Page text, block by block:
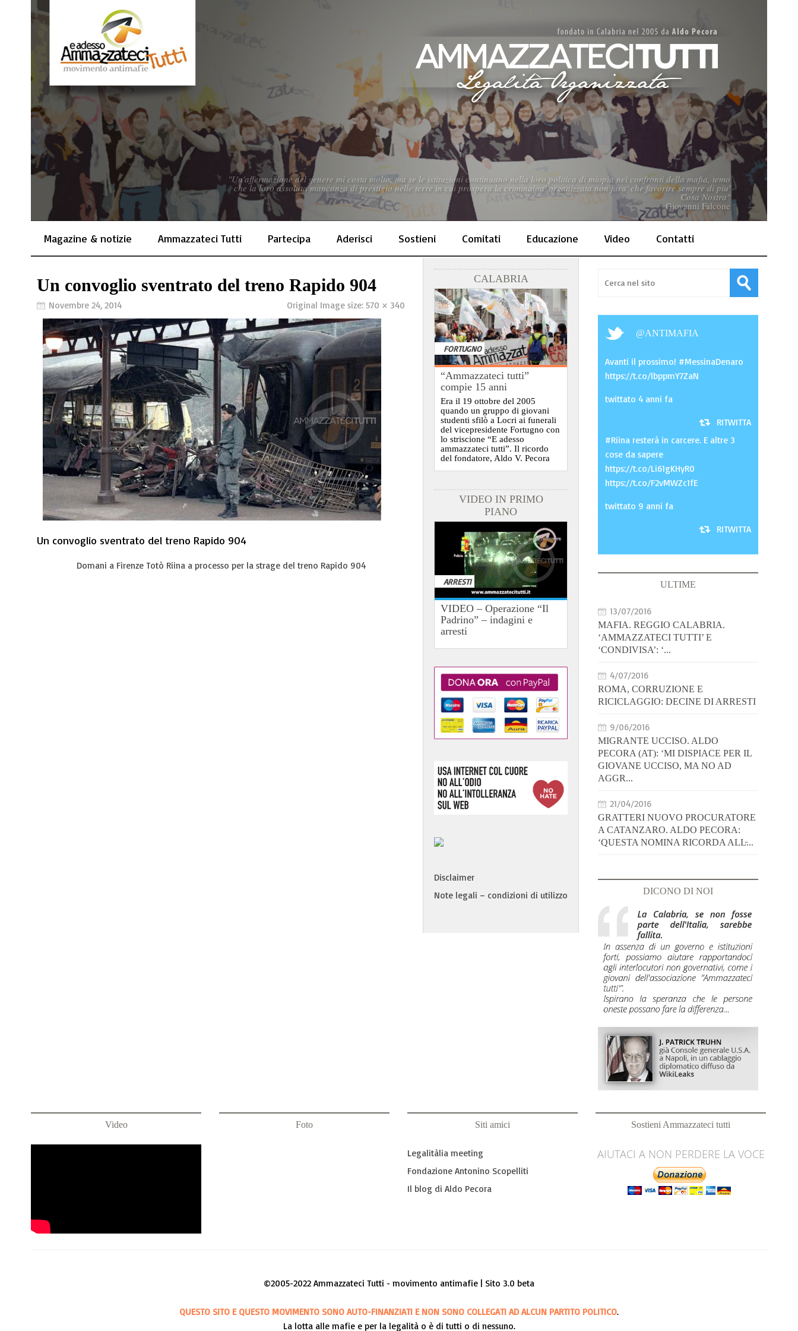
"Un'affermazione del genere mi costa molto, ma se le istituzioni continuano nella loro politica di miopia nei confronti della mafia, temo
che la loro assoluta mancanza di prestigio nelle terre in cui prospera la criminalita' organizzata non fara' che favorire sempre di piu'
Cosa Nostra"
Giovanni Falcone
Magazine & notizie Ammazzateci Tutti Partecipa Aderisci Sostieni Comitati Educazione Video Contatti
Un convoglio sventrato del treno Rapido 904
Novembre 24, 2014 Original Image size: 570 × 340
Un convoglio sventrato del treno Rapido 904
Domani a Firenze Totò Riina a processo per la strage del treno Rapido 904
CALABRIA
FORTUGNO
“Ammazzateci tutti”
compie 15 anni
Era il 19 ottobre del 2005
quando un gruppo di giovani
studenti sfilò a Locri ai funerali
del vicepresidente Fortugno con
lo striscione “E adesso
ammazzateci tutti”. Il ricordo
del fondatore, Aldo V. Pecora
VIDEO IN PRIMO
PIANO
ARRESTI
VIDEO – Operazione “Il
Padrino” – indagini e
arresti
Disclaimer
Note legali – condizioni di utilizzo
@ANTIMAFIA
Avanti il prossimo! #MessinaDenaro
https://t.co/lbppmY7ZaN
twittato 4 anni fa
RITWITTA
#Riina resterà in carcere. E altre 3
cose da sapere
https://t.co/Li61gKHyR0
https://t.co/F2vMWZc1fE
twittato 9 anni fa
RITWITTA
ULTIME
13/07/2016
MAFIA. REGGIO CALABRIA.
‘AMMAZZATECI TUTTI’ E
‘CONDIVISA’: ‘...
4/07/2016
ROMA, CORRUZIONE E
RICICLAGGIO: DECINE DI ARRESTI
9/06/2016
MIGRANTE UCCISO. ALDO
PECORA (AT): ‘MI DISPIACE PER IL
GIOVANE UCCISO, MA NO AD
AGGR...
21/04/2016
GRATTERI NUOVO PROCURATORE
A CATANZARO. ALDO PECORA:
‘QUESTA NOMINA RICORDA ALL̵...
DICONO DI NOI
Video Foto Siti amici
Legalitàlia meeting
Fondazione Antonino Scopelliti
Il blog di Aldo Pecora
Sostieni Ammazzateci tutti
AIUTACI A NON PERDERE LA VOCE
©2005-2022 Ammazzateci Tutti - movimento antimafie | Sito 3.0 beta
QUESTO SITO E QUESTO MOVIMENTO SONO AUTO-FINANZIATI E NON SONO COLLEGATI AD ALCUN PARTITO POLITICO.
La lotta alle mafie e per la legalità o è di tutti o di nessuno.